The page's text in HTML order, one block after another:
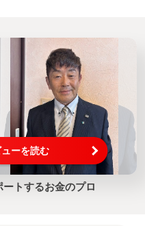
ーを読む
トするお金のプロ